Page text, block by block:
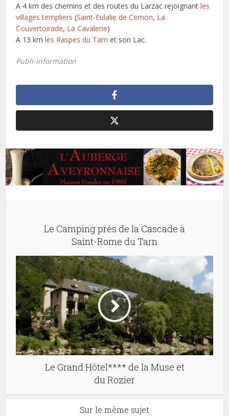
A 4 km des chemins et des routes du Larzac rejoignantles
villages templiers (Saint-Eulalie de Cernon, La
Couvertoirade, La Cavalerie)
A 13 kmles Raspes du Tarn et son Lac.
Publi-information
Le Camping près de la Cascade à
Saint-Rome du Tarn
Le Grand Hôtel**** de la Muse et
du Rozier
Sur le même sujet